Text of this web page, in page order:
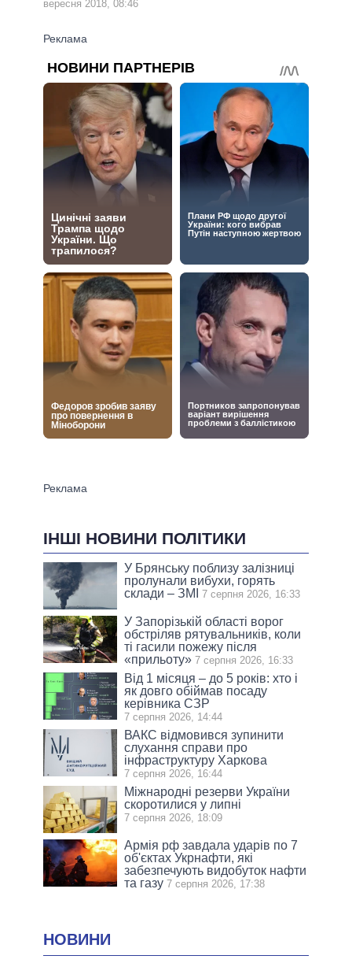
вересня 2018, 08:46
ІНШІ НОВИНИ ПОЛІТИКИ
У Брянську поблизу залізниці
пролунали вибухи, горять
склади – ЗМІ
7 серпня 2026, 16:33
У Запорізькій області ворог
обстріляв рятувальників, коли
ті гасили пожежу після
«прильоту» 7 серпня 2026, 16:33
Від 1 місяця – до 5 років: хто і
як довго обіймав посаду
керівника СЗР
7 серпня 2026, 14:44
ВАКС відмовився зупинити
слухання справи про
інфраструктуру Харкова
7 серпня 2026, 16:44
Міжнародні резерви України
скоротилися у липні
7 серпня 2026, 18:09
Армія рф завдала ударів по 7
об'єктах Укрнафти, які
забезпечують видобуток нафти
та газу 7 серпня 2026, 17:38
НОВИНИ